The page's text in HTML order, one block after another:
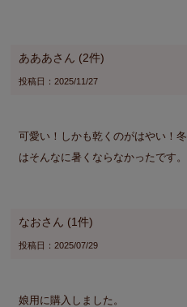
あああ 2
投稿日 2025/11/27
可愛い！しかも乾くのがはやい！
はそんなに暑くならなかったです。
なお 1
投稿日 2025/07/29
娘用に購入しました。